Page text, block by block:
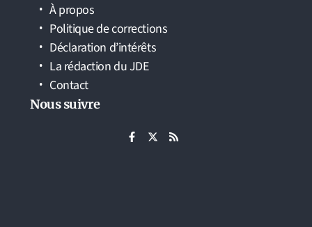
À propos
Politique de corrections
Déclaration d’intérêts
La rédaction du JDE
Contact
Nous suivre